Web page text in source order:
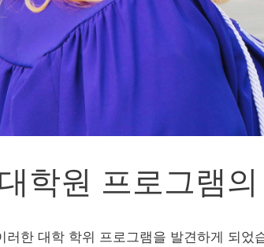
학원 프로그램
한 대학 학위 프로그램을 발견하게 되었